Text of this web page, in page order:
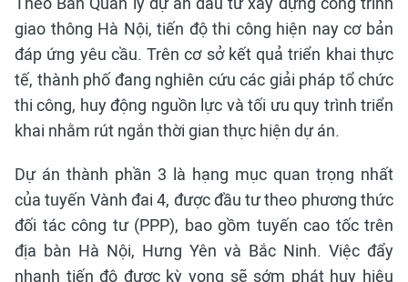
giao thông Hà Nội, tiến độ thi công hiện nay cơ bản
đáp ứng yêu cầu. Trên cơ sở kết quả triển khai thực
tế, thành phố đang nghiên cứu các giải pháp tổ chức
thi công, huy động nguồn lực và tối ưu quy trình triển
khai nhằm rút ngắn thời gian thực hiện dự án.
Dự án thành phần 3 là hạng mục quan trọng nhất
của tuyến Vành đai 4, được đầu tư theo phương thức
đối tác công tư (PPP), bao gồm tuyến cao tốc trên
địa bàn Hà Nội, Hưng Yên và Bắc Ninh. Việc đẩy
nhanh tiến độ được kỳ vọng sẽ sớm phát huy hiệu